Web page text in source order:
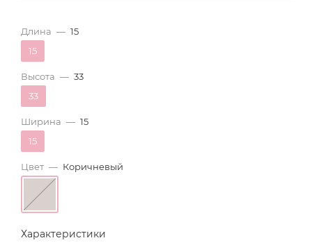
Длина — 15
15
Высота — 33
33
Ширина — 15
15
Цвет — Коричневый
Характеристики